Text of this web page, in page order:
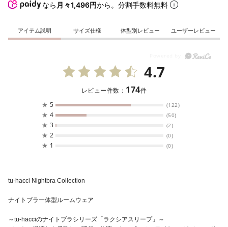
なら 月々1,496円から。分割手数料無料
アイテム説明 サイズ仕様 体型別レビュー ユーザーレビュー
4.7
レビュー件数： 174件
★ 5 (122)
★ 4 (50)
★ 3 (2)
★ 2 (0)
★ 1 (0)
tu-hacci Nightbra Collection
ナイトブラ一体型ルームウェア
～tu-hacciのナイトブラシリーズ「ラクシアスリープ」～